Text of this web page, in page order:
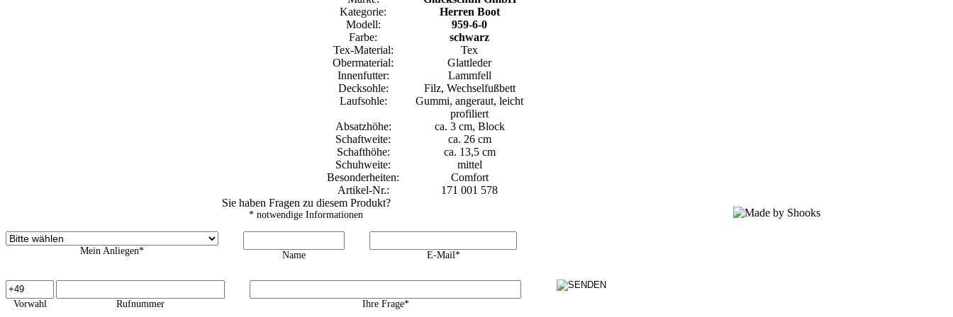
Kategorie:
Herren Boot
Modell:
959-6-0
Farbe:
schwarz
Tex-Material:
Tex
Obermaterial:
Glattleder
Innenfutter:
Lammfell
Decksohle:
Filz, Wechselfußbett
Laufsohle:
Gummi, angeraut, leicht
profiliert
Absatzhöhe:
ca. 3 cm, Block
Schaftweite:
ca. 26 cm
Schafthöhe:
ca. 13,5 cm
Schuhweite:
mittel
Besonderheiten:
Comfort
Artikel-Nr.:
171 001 578
Sie haben Fragen zu diesem Produkt?
* notwendige Informationen
Mein Anliegen* Name E-Mail*
Vorwahl Rufnummer Ihre Frage*